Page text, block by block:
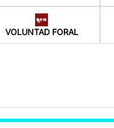
VOLUNTAD FORAL